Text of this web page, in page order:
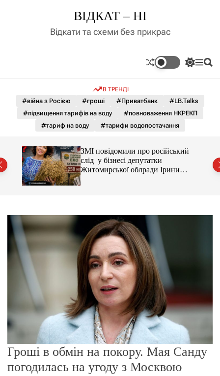
д
у
ВІДКАТ – НІ
Відкати та схеми без прикрас
П
м
к
а
о
о
г
М П
В ТРЕНДІ
#війна з Росією #гроші #Приватбанк
#LB.Talks
#підвищення тарифів на воду
#повноваження НКРЕКП
#тариф на воду
#тарифи водопостачання
ЗМІ повідомили про російський
слід у бізнесі депутатки
Житомирської облради Ірини
Гроші в обмін на покору. Мая Санду
погодилась на угоду з Москвою